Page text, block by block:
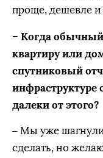
проще, дешевле и
– Когда
квартиру или
спутниковый
далеки от этого?
– Мы уже
сделать, но